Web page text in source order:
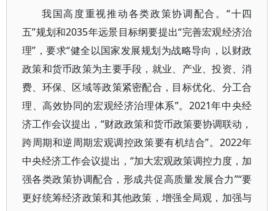
我国高度重视推动各类政策协调配合。“十四
五”规划和2035年远景目标纲要提出“完善宏观经济治
理”，要求“健全以国家发展规划为战略导向，以财政
政策和货币政策为主要手段，就业、产业、投资、消
费、环保、区域等政策紧密配合，目标优化、分工合
理、高效协同的宏观经济治理体系”。2021年中央经
济工作会议提出，“财政政策和货币政策要协调联动，
跨周期和逆周期宏观调控政策要有机结合”。2022年
中央经济工作会议提出，“加大宏观政策调控力度，加
强各类政策协调配合，形成共促高质量发展合力”“要
更好统筹经济政策和其他政策，增强全局观，加强与